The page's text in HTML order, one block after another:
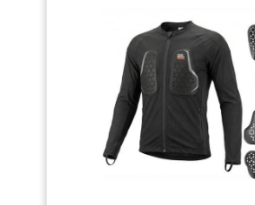
JIA’Scomprend une capuche,
une doublure et un équipement
de protection amovibles. Il offre
des poches zippées à double
épaisseur de grande capacité
pour un grand espace de
rangement. La fermeture éclair
latérale permet un ajustement
flexible de la taille, ce qui
facilite l'enfilage et le retrait et
améliore la respirabilité. Motif
et
des
taille
mois
des
nous